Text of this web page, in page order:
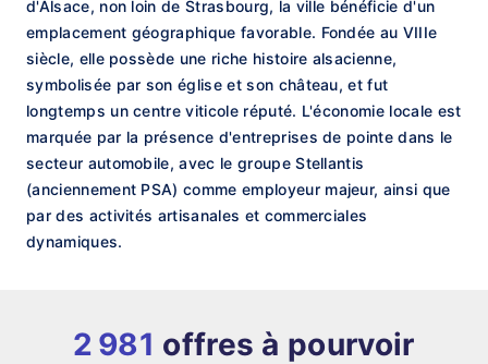
d'Alsace, non loin de Strasbourg, la ville bénéficie d'un
emplacement géographique favorable. Fondée au VIIIe
siècle, elle possède une riche histoire alsacienne,
symbolisée par son église et son château, et fut
longtemps un centre viticole réputé. L'économie locale est
marquée par la présence d'entreprises de pointe dans le
secteur automobile, avec le groupe Stellantis
(anciennement PSA) comme employeur majeur, ainsi que
par des activités artisanales et commerciales
dynamiques.
2 981 offres à pourvoir